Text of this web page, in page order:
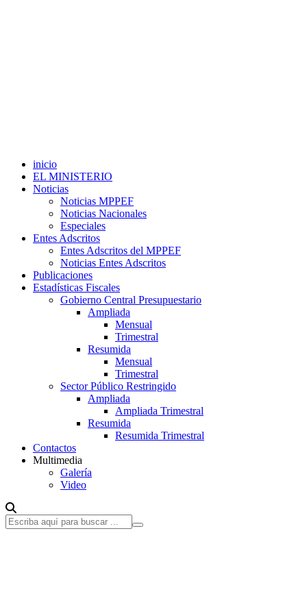
inicio
EL MINISTERIO
Noticias
Noticias MPPEF
Noticias Nacionales
Especiales
Entes Adscritos
Entes Adscritos del MPPEF
Noticias Entes Adscritos
Publicaciones
Estadísticas Fiscales
Gobierno Central Presupuestario
Ampliada
Mensual
Trimestral
Resumida
Mensual
Trimestral
Sector Público Restringido
Ampliada
Ampliada Trimestral
Resumida
Resumida Trimestral
Contactos
Multimedia
Galería
Video